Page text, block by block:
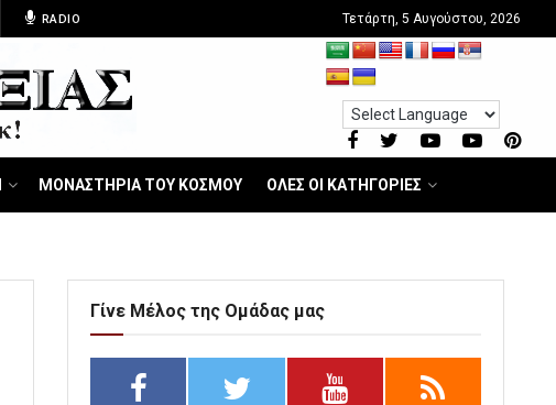
RADIO Τετάρτη, 5 Αυγούστου, 2026
ΜΟΝΑΣΤΗΡΙΑ ΤΟΥ ΚΟΣΜΟΥ ΟΛΕΣ ΟΙ ΚΑΤΗΓΟΡΙΕΣ
Γίνε Μέλος της Ομάδας μας